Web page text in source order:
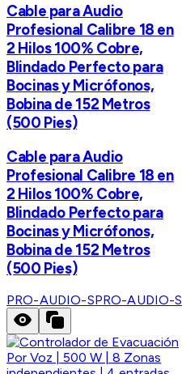
Cable para Audio
Profesional Calibre 18 en
2 Hilos 100% Cobre,
Blindado Perfecto para
Bocinas y Micrófonos,
Bobina de 152 Metros
(500 Pies)
Cable para Audio
Profesional Calibre 18 en
2 Hilos 100% Cobre,
Blindado Perfecto para
Bocinas y Micrófonos,
Bobina de 152 Metros
(500 Pies)
PRO-AUDIO-SPRO-AUDIO-S